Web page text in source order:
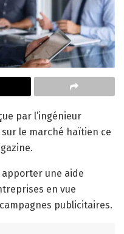
par l’ingénieur
le marché haïtien ce
une aide
en vue
publicitaires.